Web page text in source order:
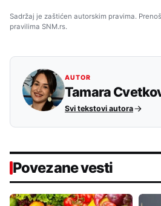
Sadržaj je zaštićen autorskim pravima.
pravilima SNM.rs.
AUTOR
Tamara
Svi tekstovi autora
Povezane vesti